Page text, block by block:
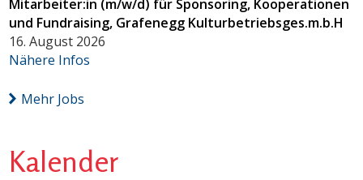
Mitarbeiter:in (m/w/d) für Sponsoring, Kooperationen
und Fundraising, Grafenegg Kulturbetriebsges.m.b.H
16. August 2026
Nähere Infos
Mehr Jobs
Kalender